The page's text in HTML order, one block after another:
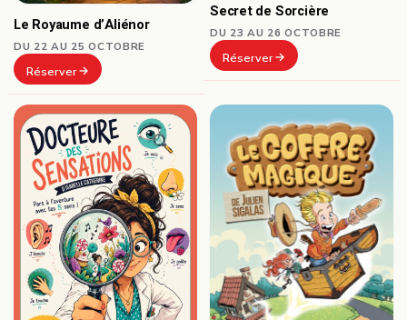
Le Royaume d’Aliénor
DU 22 AU 25 OCTOBRE
Réserver
Secret de Sorcière
DU 23 AU 26 OCTOBRE
Réserver